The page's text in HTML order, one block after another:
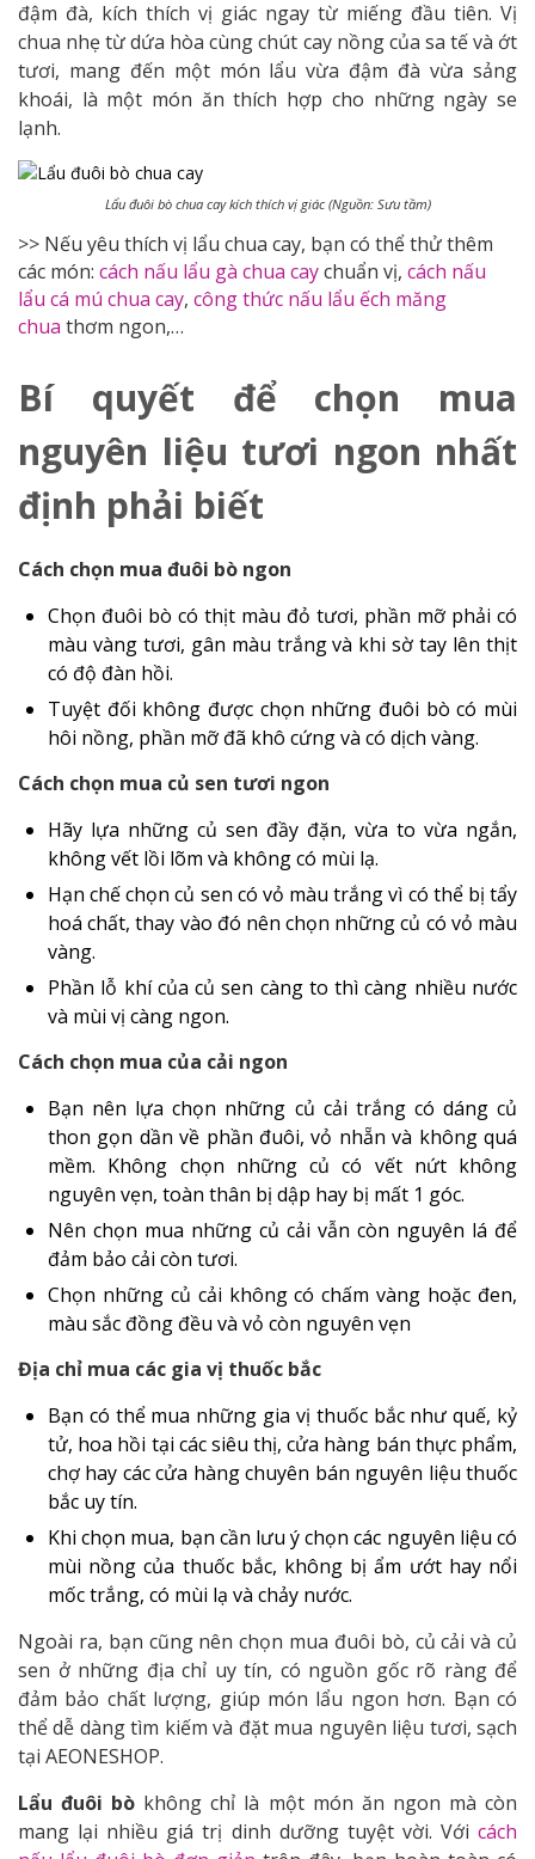
đậm đà, kích thích vị giác ngay từ miếng đầu tiên. Vị
chua nhẹ từ dứa hòa cùng chút cay nồng của sa tế và ớt
tươi, mang đến một món lẩu vừa đậm đà vừa sảng
khoái, là một món ăn thích hợp cho những ngày se
lạnh.
Lẩu đuôi bò chua cay kích thích vị giác (Nguồn: Sưu tầm)
>> Nếu yêu thích vị lẩu chua cay, bạn có thể thử thêm
các món: cách nấu lẩu gà chua caychuẩn vị, cách nấu
lẩu cá mú chua cay, công thức nấu lẩu ếch măng
chua thơm ngon,…
Bí quyết để chọn mua
nguyên liệu tươi ngon nhất
định phải biết
Cách chọn mua đuôi bò ngon
Chọn đuôi bò có thịt màu đỏ tươi, phần mỡ phải có
màu vàng tươi, gân màu trắng và khi sờ tay lên thịt
có độ đàn hồi.
Tuyệt đối không được chọn những đuôi bò có mùi
hôi nồng, phần mỡ đã khô cứng và có dịch vàng.
Cách chọn mua củ sen tươi ngon
Hãy lựa những củ sen đầy đặn, vừa to vừa ngắn,
không vết lồi lõm và không có mùi lạ.
Hạn chế chọn củ sen có vỏ màu trắng vì có thể bị tẩy
hoá chất, thay vào đó nên chọn những củ có vỏ màu
vàng.
Phần lỗ khí của củ sen càng to thì càng nhiều nước
và mùi vị càng ngon.
Cách chọn mua của cải ngon
Bạn nên lựa chọn những củ cải trắng có dáng củ
thon gọn dần về phần đuôi, vỏ nhẵn và không quá
mềm. Không chọn những củ có vết nứt không
nguyên vẹn, toàn thân bị dập hay bị mất 1 góc.
Nên chọn mua những củ cải vẫn còn nguyên lá để
đảm bảo cải còn tươi.
Chọn những củ cải không có chấm vàng hoặc đen,
màu sắc đồng đều và vỏ còn nguyên vẹn
Địa chỉ mua các gia vị thuốc bắc
Bạn có thể mua những gia vị thuốc bắc như quế, kỷ
tử, hoa hồi tại các siêu thị, cửa hàng bán thực phẩm,
chợ hay các cửa hàng chuyên bán nguyên liệu thuốc
bắc uy tín.
Khi chọn mua, bạn cần lưu ý chọn các nguyên liệu có
mùi nồng của thuốc bắc, không bị ẩm ướt hay nổi
mốc trắng, có mùi lạ và chảy nước.
Ngoài ra, bạn cũng nên chọn mua đuôi bò, củ cải và củ
sen ở những địa chỉ uy tín, có nguồn gốc rõ ràng để
đảm bảo chất lượng, giúp món lẩu ngon hơn. Bạn có
thể dễ dàng tìm kiếm và đặt mua nguyên liệu tươi, sạch
tại AEONESHOP.
Lẩu đuôi bò không chỉ là một món ăn ngon mà còn
mang lại nhiều giá trị dinh dưỡng tuyệt vời. Với cách